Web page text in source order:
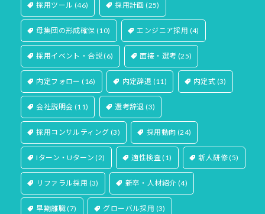
採用ツール (46) 採用計画 (25)
母集団の形成確保 (10) エンジニア採用 (4)
採用イベント・合説(6) 面接・選考 (25)
内定フォロー (16) 内定辞退 (11) 内定式 (3)
会社説明会 (11) 選考辞退 (3)
採用コンサルティング (3) 採用動向 (24)
Iターン・Uターン (2) 適性検査(1) 新人研修(5)
リファラル採用 (3) 新卒・人材紹介 (4)
早期離職(7) グローバル採用 (3)